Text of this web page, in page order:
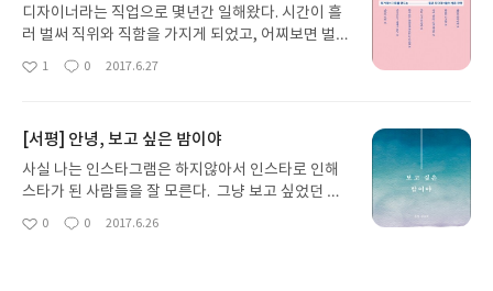
디자이너라는 직업으로 몇년간 일해왔다. 시간이 흘
러 벌써 직위와 직함을 가지게 되었고, 어찌보면 벌써
옛날 사람이 되어버린 나를 돌아보자면 여전히 수동
아이러니하게도 일할 때가 가장 힘들고, 가장 즐겁다.
일요일 저녁이 되면 출근하기 싫은 월요병 증세가 생
기지만, 내가 돌아갈 자리가 있다는 것에 감사한 마음
해져버렸다고 할까? 하지만 요새 젊은 신진 디자이
좋
1
댓
0
작
2017.6.27
[서평] 안녕, 보고 싶은 밤이야
사실 나는 인스타그램은 하지않아서 인스타로 인해
스타가 된 사람들을 잘 모른다. 그냥 보고 싶었던 책
<안녕, 보고 싶은 밤이야>는 제목도 표지도 심플하고
좋
0
댓
0
작
2017.6.26